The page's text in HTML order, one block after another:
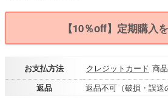
【10％off】定期購入
お支払方法 クレジットカード 商
返品
返品不可（破損・誤送